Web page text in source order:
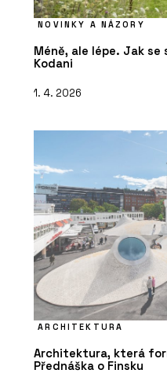
NOVINKY A NÁZORY
Méně, ale lépe. Jak
Kodani
1. 4. 2026
ARCHITEKTURA
Architektura, která
Přednáška o Finsku